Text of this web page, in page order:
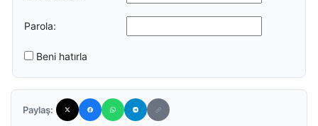
Parola:
Beni hatırla
Paylaş: